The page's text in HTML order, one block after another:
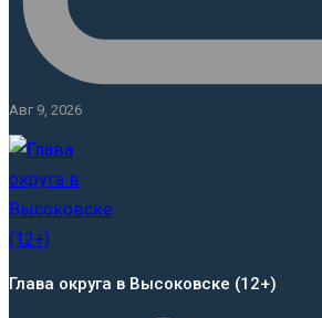
Авг 9, 2026
Глава округа в Высоковске (12+)